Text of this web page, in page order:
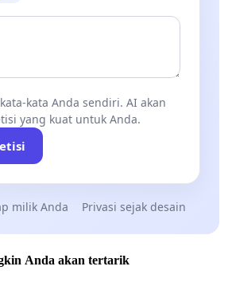
kata Anda sendiri. AI akan
yang kuat untuk Anda.
milik Anda Privasi sejak desain
Anda akan tertarik